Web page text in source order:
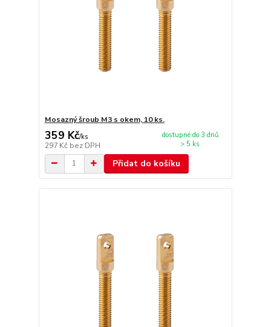
Mosazný šroub M3 s okem, 10 ks.
359 Kč/ks
297 Kč bez DPH
dostupné do 3 dnů
> 5 ks
Přidat do košíku